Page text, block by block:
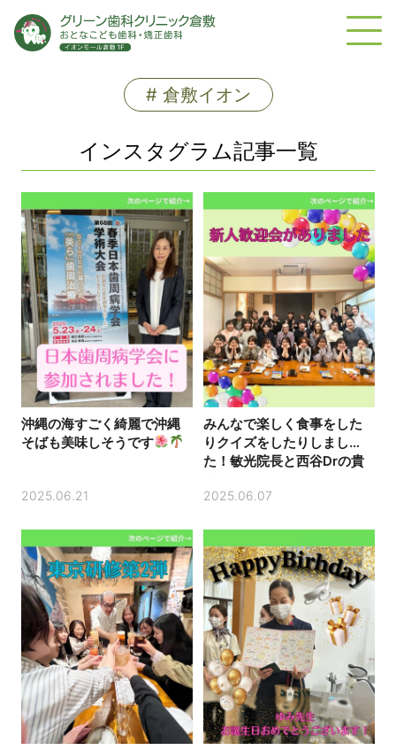
# 倉敷イオン
インスタグラム記事一覧
沖縄の海すごく綺麗で沖縄
そばも美味しそうです
2025.06.21
みんなで楽しく食事をした
りクイズをしたりしまし
た！敏光院長と西谷Drの貴
が出
2025.06.07